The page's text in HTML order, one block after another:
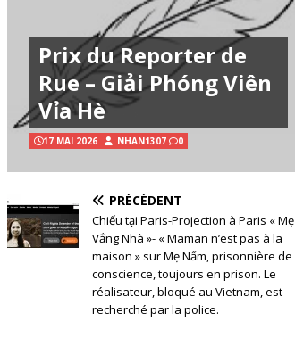
Prix du Reporter de
Rue – Giải Phóng Viên
Vỉa Hè
17 MAI 2026 NHAN1307 0
PRÉCÉDENT
Chiếu tại Paris-Projection à Paris « Mẹ
Vắng Nhà »- « Maman n’est pas à la
maison » sur Mẹ Nấm, prisonnière de
conscience, toujours en prison. Le
réalisateur, bloqué au Vietnam, est
recherché par la police.